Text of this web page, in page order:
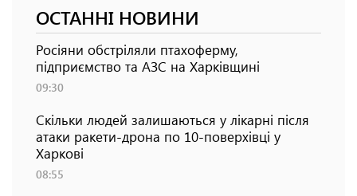
ОСТАННІ НОВИНИ
Росіяни обстріляли птахоферму,
підприємство та АЗС на Харківщині
09:30
Скільки людей залишаються у лікарні після
атаки ракети-дрона по 10-поверхівці у
Харкові
08:55